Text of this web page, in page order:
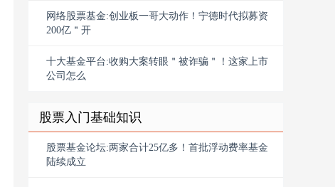
网络股票基金:创业板一哥大动作！宁德时代拟募资
200亿＂开
十大基金平台:收购大案转眼＂被诈骗＂！这家上市
公司怎么
股票入门基础知识
股票基金论坛:两家合计25亿多！首批浮动费率基金
陆续成立